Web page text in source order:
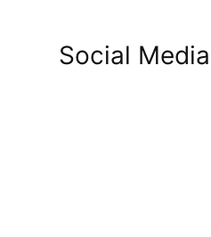
Social